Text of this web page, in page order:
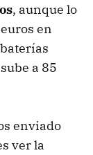
, aunque lo
en
a 85
enviado
ver la